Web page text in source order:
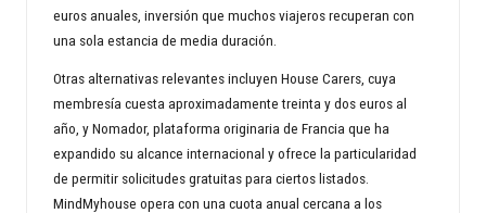
euros anuales, inversión que muchos viajeros recuperan con
una sola estancia de media duración.
Otras alternativas relevantes incluyen House Carers, cuya
membresía cuesta aproximadamente treinta y dos euros al
año, y Nomador, plataforma originaria de Francia que ha
expandido su alcance internacional y ofrece la particularidad
de permitir solicitudes gratuitas para ciertos listados.
MindMyhouse opera con una cuota anual cercana a los